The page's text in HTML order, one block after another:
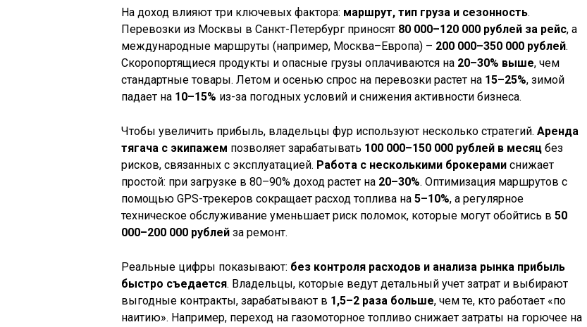
На доход влияют три ключевых фактора: маршрут, тип груза и сезонность.
Перевозки из Москвы в Санкт-Петербург приносят 80 000–120 000 рублей за рейс, а
международные маршруты (например, Москва–Европа) – 200 000–350 000 рублей.
Скоропортящиеся продукты и опасные грузы оплачиваются на 20–30% выше, чем
стандартные товары. Летом и осенью спрос на перевозки растет на 15–25%, зимой
падает на 10–15% из-за погодных условий и снижения активности бизнеса.
Чтобы увеличить прибыль, владельцы фур используют несколько стратегий. Аренда
тягача с экипажем позволяет зарабатывать 100 000–150 000 рублей в месяц без
рисков, связанных с эксплуатацией. Работа с несколькими брокерами снижает
простой: при загрузке в 80–90% доход растет на 20–30%. Оптимизация маршрутов с
помощью GPS-трекеров сокращает расход топлива на 5–10%, а регулярное
техническое обслуживание уменьшает риск поломок, которые могут обойтись в 50
000–200 000 рублей за ремонт.
Реальные цифры показывают: без контроля расходов и анализа рынка прибыль
быстро съедается. Владельцы, которые ведут детальный учет затрат и выбирают
выгодные контракты, зарабатывают в 1,5–2 раза больше, чем те, кто работает «по
наитию». Например, переход на газомоторное топливо снижает затраты на горючее на